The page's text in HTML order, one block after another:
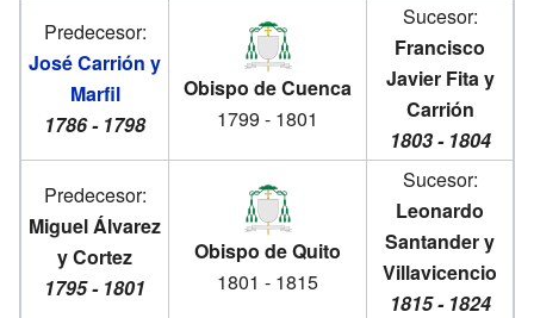
Predecesor:
José Carrión y
Marfil
1786 - 1798
Obispo de Cuenca
1799 - 1801
Sucesor:
Francisco
Javier Fita y
Carrión
1803 - 1804
Predecesor:
Miguel Álvarez
y Cortez
1795 - 1801
Obispo de Quito
1801 - 1815
Sucesor:
Leonardo
Santander y
Villavicencio
1815 - 1824